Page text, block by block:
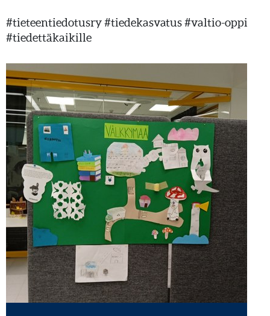
#tieteentiedotusry #tiedekasvatus #valtio-oppi
#tiedettäkaikille